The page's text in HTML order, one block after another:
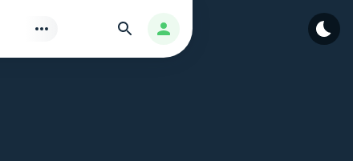
Авторизация
Найти